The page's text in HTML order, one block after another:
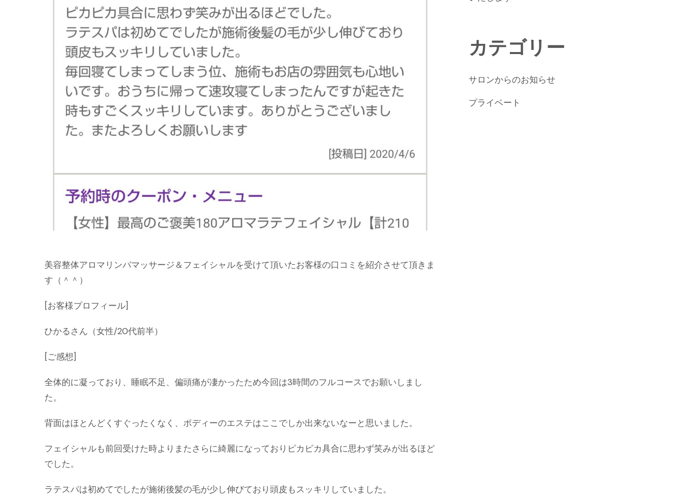
美容整体アロマリンパマッサージ＆フェイシャルを受けて頂いたお客様の口コミを紹介させて頂きま
す（＾＾）
[お客様プロフィール]
ひかるさん（女性/20代前半）
[ご感想]
全体的に凝っており、睡眠不足、偏頭痛が凄かったため今回は3時間のフルコースでお願いしまし
た。
背面はほとんどくすぐったくなく、ボディーのエステはここでしか出来ないなーと思いました。
フェイシャルも前回受けた時よりまたさらに綺麗になっておりピカピカ具合に思わず笑みが出るほど
でした。
ラテスパは初めてでしたが施術後髪の毛が少し伸びており頭皮もスッキリしていました。
カテゴリー
サロンからのお知らせ
プライベート